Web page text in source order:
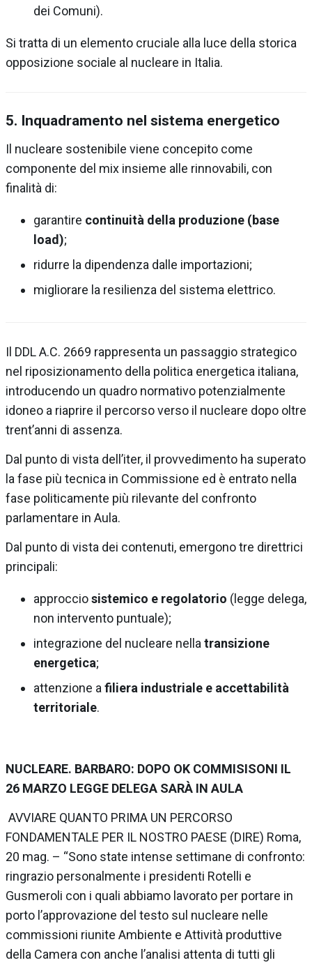
dei Comuni).
Si tratta di un elemento cruciale alla luce della storica
opposizione sociale al nucleare in Italia.
5. Inquadramento nel sistema energetico
Il nucleare sostenibile viene concepito come
componente del mix insieme alle rinnovabili, con
finalità di:
garantire continuità della produzione (base
load);
ridurre la dipendenza dalle importazioni;
migliorare la resilienza del sistema elettrico.
Il DDL A.C. 2669 rappresenta un passaggio strategico
nel riposizionamento della politica energetica italiana,
introducendo un quadro normativo potenzialmente
idoneo a riaprire il percorso verso il nucleare dopo oltre
trent’anni di assenza.
Dal punto di vista dell’iter, il provvedimento ha superato
la fase più tecnica in Commissione ed è entrato nella
fase politicamente più rilevante del confronto
parlamentare in Aula.
Dal punto di vista dei contenuti, emergono tre direttrici
principali:
approcciosistemico e regolatorio (legge delega,
non intervento puntuale);
integrazione del nucleare nella transizione
energetica;
attenzione a filiera industriale e accettabilità
territoriale.
NUCLEARE. BARBARO: DOPO OK COMMISISONI IL
26 MARZO LEGGE DELEGA SARÀ IN AULA
AVVIARE QUANTO PRIMA UN PERCORSO
FONDAMENTALE PER IL NOSTRO PAESE (DIRE) Roma,
20 mag. – “Sono state intense settimane di confronto:
ringrazio personalmente i presidenti Rotelli e
Gusmeroli con i quali abbiamo lavorato per portare in
porto l’approvazione del testo sul nucleare nelle
commissioni riunite Ambiente e Attività produttive
della Camera con anche l’analisi attenta di tutti gli